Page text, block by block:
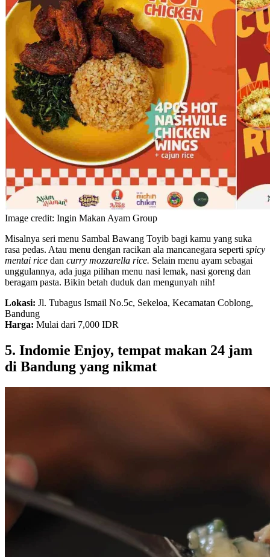
Image credit: Ingin Makan Ayam Group
Misalnya seri menu Sambal Bawang Toyib bagi kamu yang suka
rasa pedas. Atau menu dengan racikan ala mancanegara seperti spicy
mentai rice dan curry mozzarella rice. Selain menu ayam sebagai
unggulannya, ada juga pilihan menu nasi lemak, nasi goreng dan
beragam pasta. Bikin betah duduk dan mengunyah nih!
Lokasi: Jl. Tubagus Ismail No.5c, Sekeloa, Kecamatan Coblong,
Bandung
Harga: Mulai dari 7,000 IDR
5. Indomie Enjoy, tempat makan 24 jam
di Bandung yang nikmat